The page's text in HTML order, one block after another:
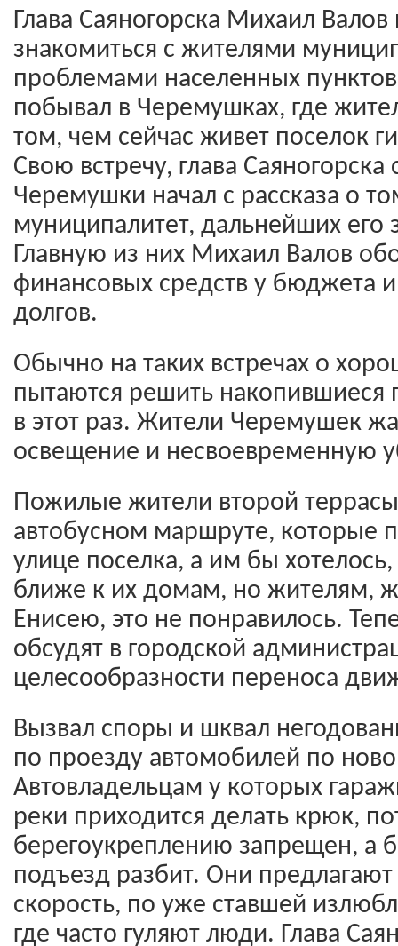
Глава Саяногорска Михаил
знакомиться с жителями
проблемами населенных
побывал в Черемушках, где
том, чем сейчас живет поселок
Свою встречу, глава
Черемушки начал с рассказа о
муниципалитет, дальнейших его
Главную из них Михаил Валов
финансовых средств у бюджета
долгов.
Обычно на таких встречах о
пытаются решить
в этот раз. Жители Черемушек
освещение и несвоевременную
Пожилые жители второй
автобусном маршруте, которые
улице поселка, а им бы
ближе к их домам, но жителям,
Енисею, это не понравилось.
обсудят в городской
целесообразности переноса
Вызвал споры и шквал
по проезду автомобилей по
Автовладельцам у которых
реки приходится делать крюк,
берегоукреплению запрещен, а
подъезд разбит. Они предлагают
скорость, по уже ставшей
где часто гуляют люди. Глава